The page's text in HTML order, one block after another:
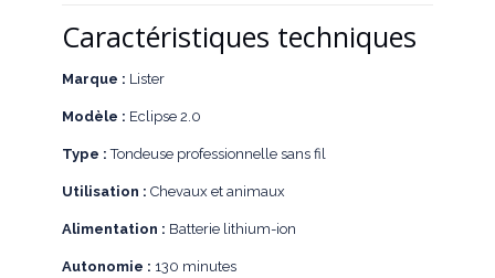
Caractéristiques techniques
Marque : Lister
Modèle : Eclipse 2.0
Type : Tondeuse professionnelle sans fil
Utilisation : Chevaux et animaux
Alimentation : Batterie lithium-ion
Autonomie : 130 minutes